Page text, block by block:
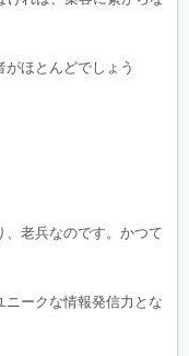
ほとんどでしょう
、老兵なのです。かつて
ークな情報発信力とな